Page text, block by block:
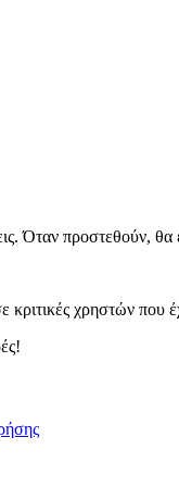
Όταν προστεθούν, θα
κριτικές χρηστών